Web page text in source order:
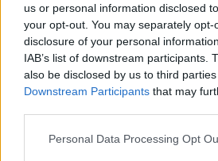
us or personal information disclosed
your opt-out. You may separately
disclosure of your personal
IAB’s list of downstream participants.
also be disclosed by us to third
Downstream Participants that may
Personal Data Processing Opt
Η Toyota φέρνει νέα γενιά
μπαταριών για τα υβριδικά της
Σε